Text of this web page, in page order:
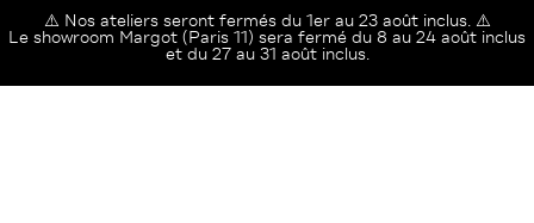
⚠️ Nos ateliers seront fermés du 1er au 23 août inclus. ⚠️
Le showroom Margot (Paris 11) sera fermé du 8 au 24 août inclus
et du 27 au 31 août inclus.